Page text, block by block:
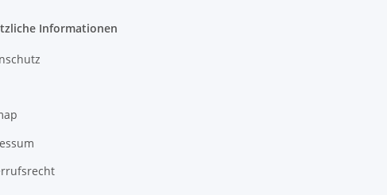
Informationen